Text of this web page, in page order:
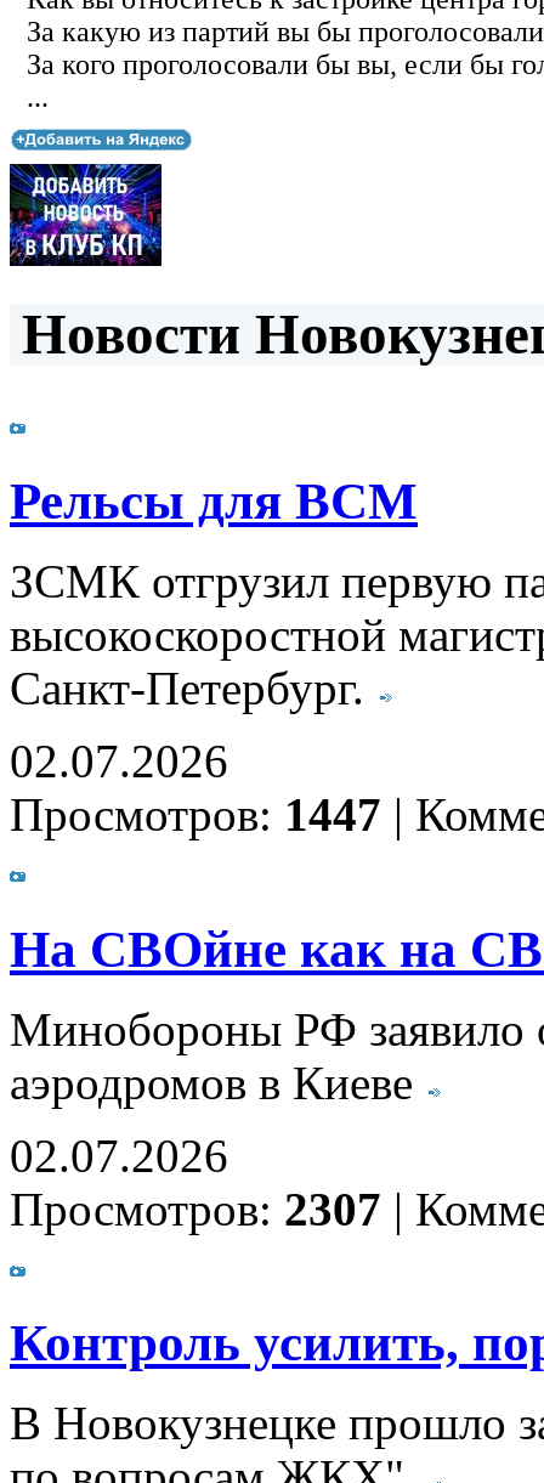
За какую из партий вы бы
За кого проголосовали бы вы, если бы
...
Новости
Рельсы для ВСМ
ЗСМК отгрузил первую
высокоскоростной
Санкт‑Петербург.
02.07.2026
Просмотров: 1447 |
На СВОйне как на
Минобороны РФ заявило
аэродромов в Киеве
02.07.2026
Просмотров: 2307 |
Контроль усилить,
В Новокузнецке прошло